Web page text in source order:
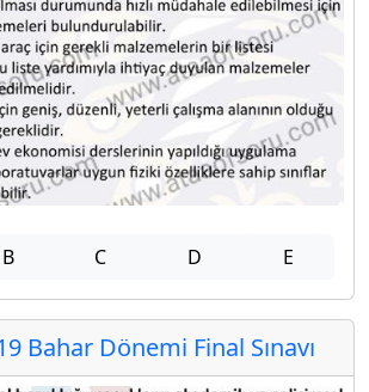
B C D E
Bahar Dönemi Final Sınavı